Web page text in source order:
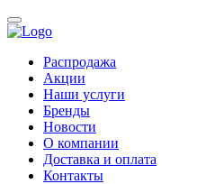
Распродажа
Акции
Наши услуги
Бренды
Новости
О компании
Доставка и оплата
Контакты